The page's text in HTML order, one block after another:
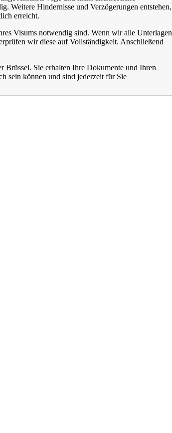
Weitere Hindernisse und Verzögerungen entstehen,
erreicht.
Visums notwendig sind. Wenn wir alle Unterlagen
wir diese auf Vollständigkeit. Anschließend
Sie erhalten Ihre Dokumente und Ihren
sein können und sind jederzeit für Sie